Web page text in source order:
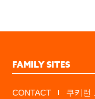
CONTACT
쿠키런
FAMILY SITES
STUDIO KINGDOM